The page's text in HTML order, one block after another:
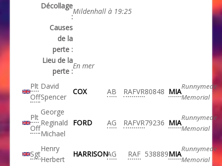
Décollage
:
Mildenhall à 19:25
Causes
de la
perte :
Lieu de la
perte :
En mer
Plt
Off
David
Spencer
COX AB RAFVR80848 MIA
Runnymede
Memorial
Plt
Off
George
Reginald
Michael
FORD AG RAFVR79236 MIA
Runnymede
Memorial
Sgt
Henry
Herbert
HARRISONAG RAF 538889MIA
Runnymede
Memorial